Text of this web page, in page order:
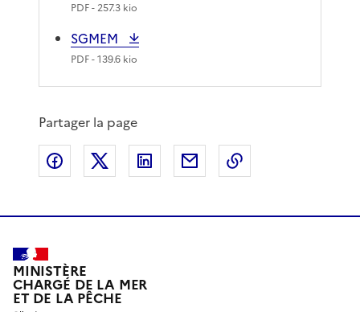
PDF- 257.3 kio
SGMEM
PDF- 139.6 kio
Partager la page
Partager sur Facebook
Partager sur XPartager sur LinkedIn
Partager par email
MINISTÈRE
CHARGÉ DE LA MER
ET DE LA PÊCHE